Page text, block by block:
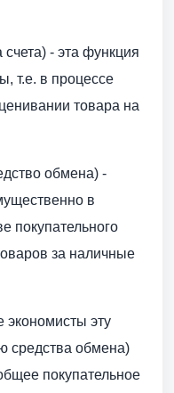
- эта функция
т.е. в процессе
товара на
обмена) -
в
покупательного
за наличные
экономисты эту
средства обмена)
покупательное